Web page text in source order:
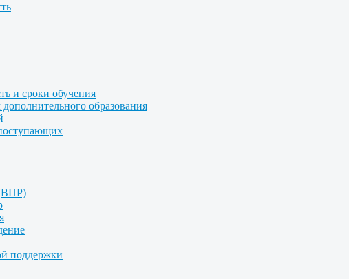
и сроки обучения
образования
поддержки